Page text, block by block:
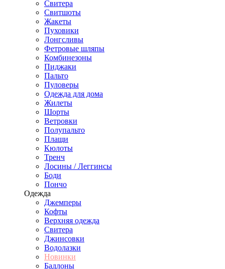
Свитера
Свитшоты
Жакеты
Пуховики
Лонгсливы
Фетровые шляпы
Комбинезоны
Пиджаки
Пальто
Пуловеры
Одежда для дома
Жилеты
Шорты
Ветровки
Полупальто
Плащи
Кюлоты
Тренч
Лосины / Леггинсы
Боди
Пончо
Одежда
Джемперы
Кофты
Верхняя одежда
Свитера
Джинсовки
Водолазки
Новинки
Бадлоны